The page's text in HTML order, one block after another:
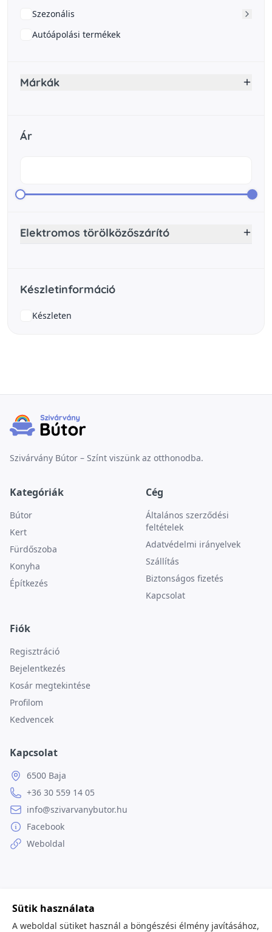
Szezonális
Autóápolási termékek
Márkák
Ár
Elektromos törölközőszárító
Készletinformáció
Készleten
Szivárvány Bútor – Színt viszünk az otthonodba.
Kategóriák
Bútor
Kert
Fürdőszoba
Konyha
Építkezés
Cég
Általános szerződési
feltételek
Adatvédelmi irányelvek
Szállítás
Biztonságos fizetés
Kapcsolat
Fiók
Regisztráció
Bejelentkezés
Kosár megtekintése
Profilom
Kedvencek
Kapcsolat
6500 Baja
+36 30 559 14 05
info@szivarvanybutor.hu
Facebook
Weboldal
© 2026
Sütik használata
A weboldal sütiket használ a böngészési élmény javításához,